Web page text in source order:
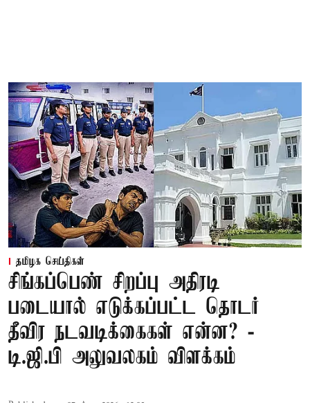
தமிழக செய்திகள்
சிங்கப்பெண் சிறப்பு அதிரடி
படையால் எடுக்கப்பட்ட தொடர்
தீவிர நடவடிக்கைகள் என்ன? -
டி.ஜி.பி அலுவலகம் விளக்கம்